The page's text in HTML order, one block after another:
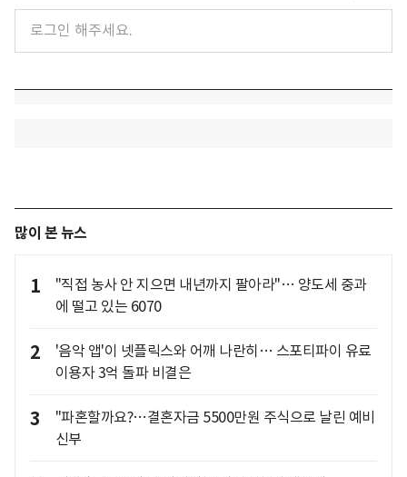
많이 본 뉴스
1
"직접 농사 안 지으면 내년까지 팔아라"… 양도세 중과
에 떨고 있는 6070
2
'음악 앱'이 넷플릭스와 어깨 나란히… 스포티파이 유료
이용자 3억 돌파 비결은
3
"파혼할까요?…결혼자금 5500만원 주식으로 날린 예비
신부